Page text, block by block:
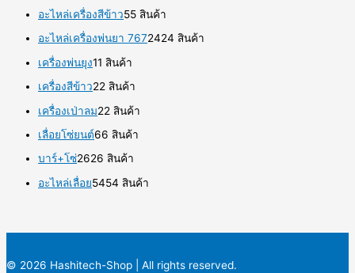
อะไหล่เครื่องสีข้าว55 สินค้า
อะไหล่เครื่องพ่นยา 7672424 สินค้า
เครื่องพ่นยุง11 สินค้า
เครื่องสีข้าว22 สินค้า
เครื่องเป่าลม22 สินค้า
เลื่อยโซ่ยนต์66 สินค้า
บาร์+โซ่2626 สินค้า
อะไหล่เลื่อย5454 สินค้า
© 2026 Hashitech-Shop | All rights reserved.